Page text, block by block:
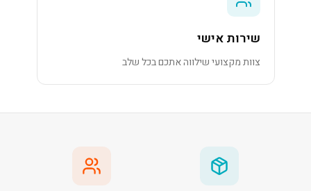
שירות אישי
צוות מקצועי שילווה אתכם בכל שלב